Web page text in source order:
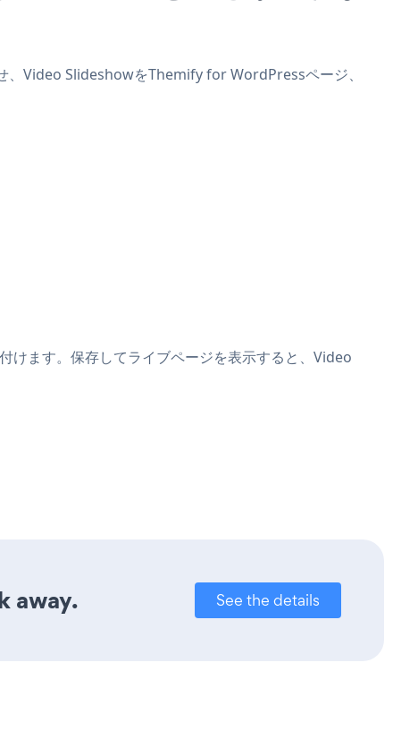
Video SlideshowをThemify for WordPressページ、
ます。保存してライブページを表示すると、Video
away. See the details